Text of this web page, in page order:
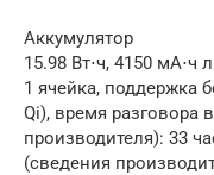
Аккумулятор
15.98 Вт⋅ч, 4150 мА⋅ч
1 ячейка, поддержка
Qi), время разговора
производителя): 33
(сведения